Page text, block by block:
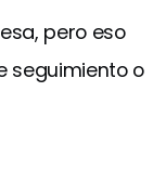
pero eso
seguimiento o